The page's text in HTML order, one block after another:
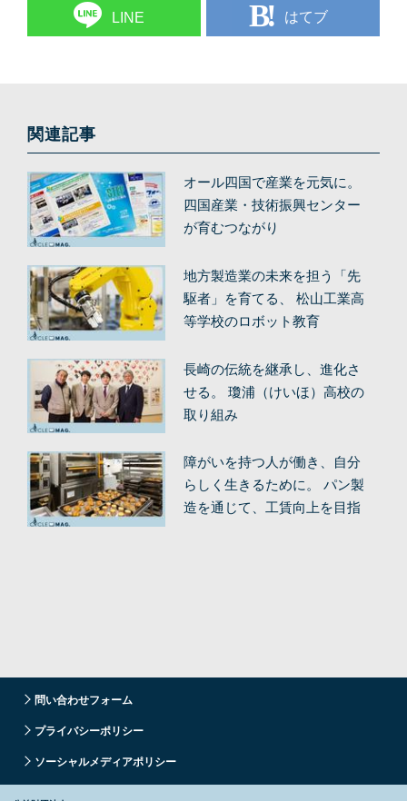
LINE はてブ
関連記事
オール四国で産業を元気に。
四国産業・技術振興センター
が育むつながり
地方製造業の未来を担う「先
駆者」を育てる、 松山工業高
等学校のロボット教育
長崎の伝統を継承し、進化さ
せる。 瓊浦（けいほ）高校の
取り組み
障がいを持つ人が働き、自分
らしく生きるために。 パン製
造を通じて、工賃向上を目指
問い合わせフォーム
プライバシーポリシー
ソーシャルメディアポリシー